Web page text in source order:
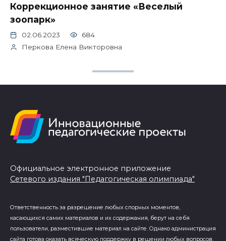
Коррекционное занятие «Веселый
зоопарк»
02.06.2023
684
Перкова Елена Викторовна
Официальное электронное приложение
Сетевого издания "Педагогическая олимпиада"
Ответственность за разрешение любых спорных моментов,
касающихся самих материалов и их содержания, берут на себя
пользователи, разместившие материал на сайте. Однако администрация
сайта готова оказать всяческую поддержку в решении любых вопросов,